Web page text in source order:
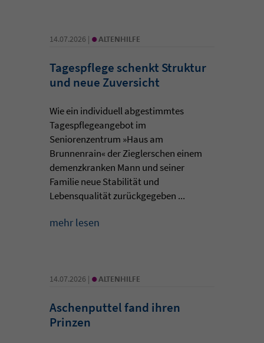
14.07.2026 | • ALTENHILFE
Tagespflege schenkt Struktur
und neue Zuversicht
Wie ein individuell abgestimmtes
Tagespflegeangebot im
Seniorenzentrum »Haus am
Brunnenrain« der Zieglerschen einem
demenzkranken Mann und seiner
Familie neue Stabilität und
Lebensqualität zurückgegeben ...
mehr lesen
14.07.2026 | • ALTENHILFE
Aschenputtel fand ihren
Prinzen